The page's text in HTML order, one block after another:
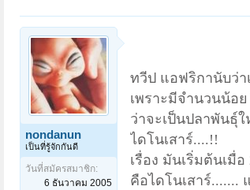
nondanun
เป็นที่รู้จักกันดี
วันที่สมัครสมาชิก:
6 ธันวาคม 2005
ทวีป แอฟริกานับว่
เพราะมีจำนวนน้อ
ว่าจะเป็นปลาพันธุ์
ไดโนเสาร์.... !!
เรื่อง มันเริ่มต้นเมื่
คือไดโนเสาร์.......